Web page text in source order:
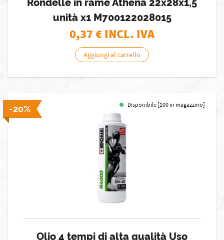
Rondelle in rame Athena 22x28x1,5
unità x1 M700122028015
0,37€ INCL. IVA
Aggiungi al carrello
-20% Disponibile [100 in magazzino]
Olio 4 tempi di alta qualità Uso